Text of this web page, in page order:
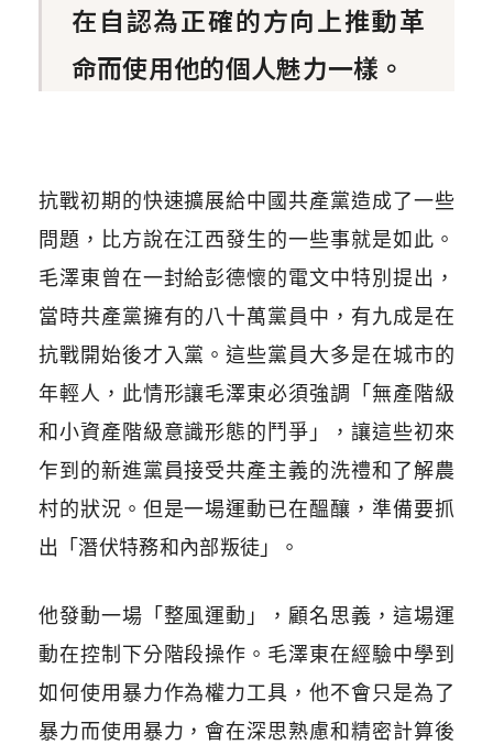
在自認為正確的方向上推動革
命而使用他的個人魅力一樣。
抗戰初期的快速擴展給中國共產黨造成了一些
問題，比方說在江西發生的一些事就是如此。
毛澤東曾在一封給彭德懷的電文中特別提出，
當時共產黨擁有的八十萬黨員中，有九成是在
抗戰開始後才入黨。這些黨員大多是在城市的
年輕人，此情形讓毛澤東必須強調「無產階級
和小資產階級意識形態的鬥爭」，讓這些初來
乍到的新進黨員接受共產主義的洗禮和了解農
村的狀況。但是一場運動已在醞釀，準備要抓
出「潛伏特務和內部叛徒」。
他發動一場「整風運動」，顧名思義，這場運
動在控制下分階段操作。毛澤東在經驗中學到
如何使用暴力作為權力工具，他不會只是為了
暴力而使用暴力，會在深思熟慮和精密計算後